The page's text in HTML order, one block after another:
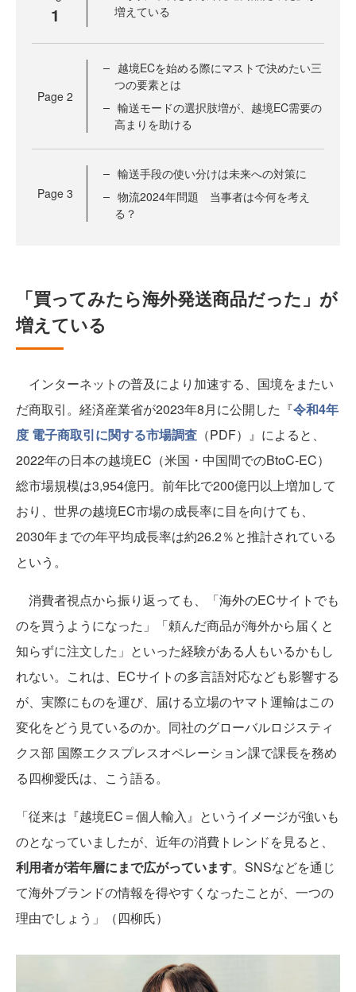
1
増えている
Page 2
越境ECを始める際にマストで決めたい三
つの要素とは
輸送モードの選択肢増が、越境EC需要の
高まりを助ける
Page 3
輸送手段の使い分けは未来への対策に
物流2024年問題 当事者は今何を考え
る？
「買ってみたら海外発送商品だった」が
増えている
インターネットの普及により加速する、国境をまたい
だ商取引。経済産業省が2023年8月に公開した『令和4年
度 電子商取引に関する市場調査 （PDF）』によると、
2022年の日本の越境EC（米国・中国間でのBtoC-EC）
総市場規模は3,954億円。前年比で200億円以上増加して
おり、世界の越境EC市場の成長率に目を向けても、
2030年までの年平均成長率は約26.2％と推計されている
という。
消費者視点から振り返っても、「海外のECサイトでも
のを買うようになった」「頼んだ商品が海外から届くと
知らずに注文した」といった経験がある人もいるかもし
れない。これは、ECサイトの多言語対応なども影響する
が、実際にものを運び、届ける立場のヤマト運輸はこの
変化をどう見ているのか。同社のグローバルロジスティ
クス部 国際エクスプレスオペレーション課で課長を務め
る四柳愛氏は、こう語る。
「従来は『越境EC＝個人輸入』というイメージが強いも
のとなっていましたが、近年の消費トレンドを見ると、
利用者が若年層にまで広がっています。SNSなどを通じ
て海外ブランドの情報を得やすくなったことが、一つの
理由でしょう」（四柳氏）